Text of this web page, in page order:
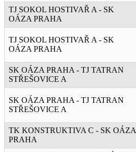
TJ SOKOL HOSTIVAŘ A - SK
OÁZA PRAHA
TJ SOKOL HOSTIVAŘ A - SK
OÁZA PRAHA
SK OÁZA PRAHA - TJ TATRAN
STŘEŠOVICE A
SK OÁZA PRAHA - TJ TATRAN
STŘEŠOVICE A
TK KONSTRUKTIVA C - SK OÁZA
PRAHA